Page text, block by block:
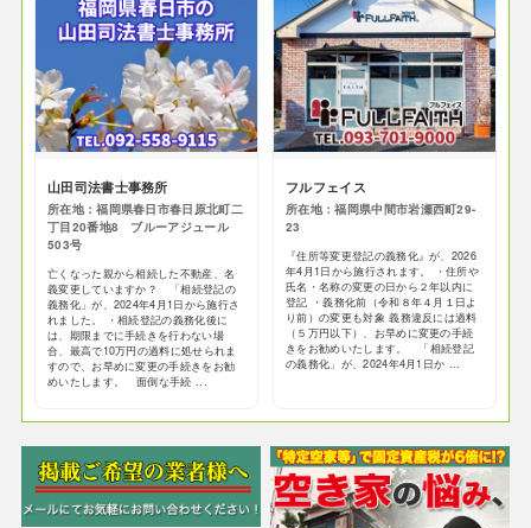
山田司法書士事務所
所在地：福岡県春日市春日原北町二
丁目20番地8 ブルーアジュール
503号
亡くなった親から相続した不動産、名
義変更していますか？ 「相続登記の
義務化」が、2024年4月1日から施行さ
れました。 ・相続登記の義務化後に
は、期限までに手続きを行わない場
合、最高で10万円の過料に処せられま
すので、お早めに変更の手続きをお勧
めいたします。 面倒な手続 ...
フルフェイス
所在地：福岡県中間市岩瀬西町29-
23
『住所等変更登記の義務化』が、2026
年4月1日から施行されます。 ・住所や
氏名・名称の変更の日から２年以内に
登記 ・義務化前（令和８年４月１日よ
り前）の変更も対象 義務違反には過料
（５万円以下）、お早めに変更の手続
きをお勧めいたします。 「相続登記
の義務化」が、2024年4月1日か ...